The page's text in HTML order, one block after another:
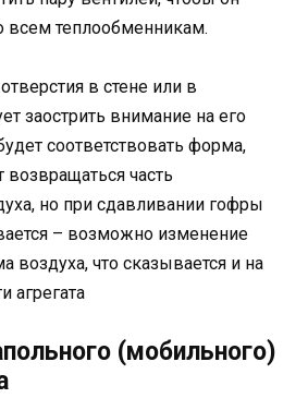
всем теплообменникам.
в стене или в
заострить внимание на его
соответствовать форма,
часть
но при сдавливании гофры
– возможно изменение
воздуха, что сказывается и на
агрегата
(мобильного)